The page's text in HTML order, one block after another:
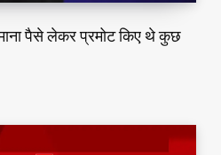
माना पैसे लेकर प्रमोट क‍िए थे कुछ